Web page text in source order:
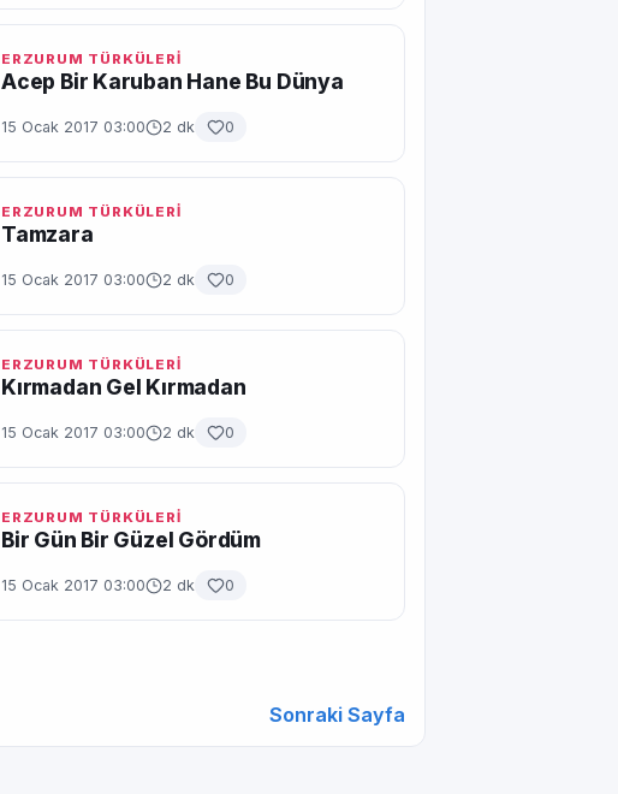
ERZURUM TÜRKÜLERİ
Acep Bir Karuban Hane Bu Dünya
15 Ocak 2017 03:00 2 dk 0
ERZURUM TÜRKÜLERİ
Tamzara
15 Ocak 2017 03:00 2 dk 0
ERZURUM TÜRKÜLERİ
Kırmadan Gel Kırmadan
15 Ocak 2017 03:00 2 dk 0
ERZURUM TÜRKÜLERİ
Bir Gün Bir Güzel Gördüm
15 Ocak 2017 03:00 2 dk 0
Sonraki Sayfa